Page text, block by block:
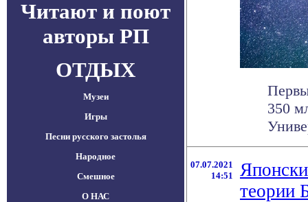
Читают и поют
авторы РП
ОТДЫХ
Музеи
Игры
Песни русского застолья
Народное
Смешное
О НАС
350
07.07.2021
14:51
теории